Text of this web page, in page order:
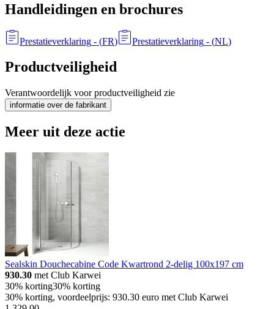
Handleidingen en brochures
Prestatieverklaring - (FR) Prestatieverklaring - (NL)
Productveiligheid
Verantwoordelijk voor productveiligheid zie
informatie over de fabrikant
Meer uit deze actie
Sealskin Douchecabine Code Kwartrond 2-delig 100x197 cm
930.30 met Club Karwei
30% korting30% korting
30% korting, voordeelprijs: 930.30 euro met Club Karwei